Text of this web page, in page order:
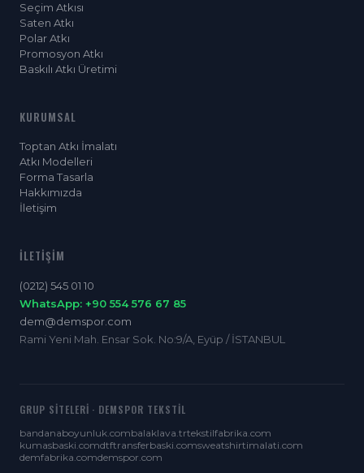
Seçim Atkısı
Saten Atkı
Polar Atkı
Promosyon Atkı
Baskılı Atkı Üretimi
KURUMSAL
Toptan Atkı İmalatı
Atkı Modelleri
Forma Tasarla
Hakkımızda
İletişim
İLETIŞIM
(0212) 545 01 10
WhatsApp: +90 554 576 67 85
dem@demspor.com
Rami Yeni Mah. Ensar Sok. No:9/A, Eyüp / İSTANBUL
GRUP SITELERI · DEMSPOR TEKSTIL
bandanaboyunluk.combalaklava.trtekstilfabrika.com
kumasbaski.comdtftransferbaski.comsweatshirtimalati.com
demfabrika.comdemspor.com